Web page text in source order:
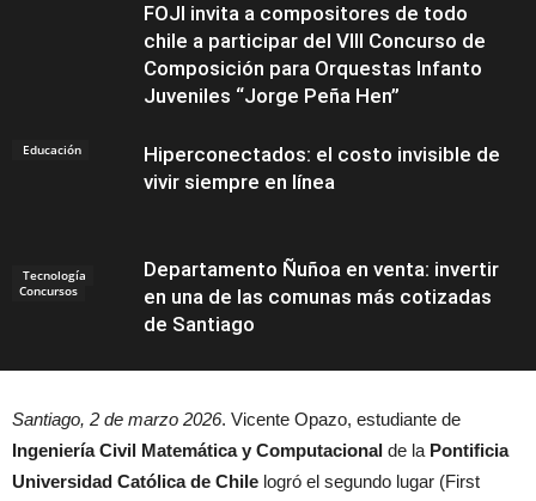
Educación
Concursos
FOJI invita a compositores de todo
chile a participar del VIII Concurso de
Composición para Orquestas Infanto
Juveniles “Jorge Peña Hen”
Tecnología
Hiperconectados: el costo invisible de
vivir siempre en línea
Noticias
Departamento Ñuñoa en venta: invertir
en una de las comunas más cotizadas
de Santiago
Santiago, 2 de marzo 2026. Vicente Opazo, estudiante de
Ingeniería Civil Matemática y Computacional de la Pontificia
Universidad Católica de Chile logró el segundo lugar (First